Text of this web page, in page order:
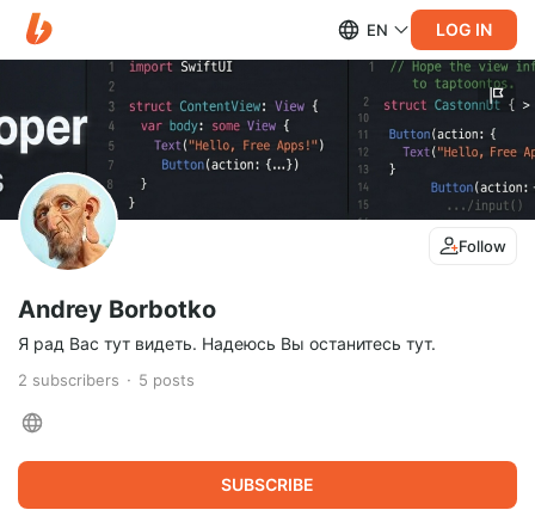
EN LOG IN
Follow
Andrey Borbotko
Я рад Вас тут видеть. Надеюсь Вы останитесь тут.
2 subscribers 5 posts
SUBSCRIBE